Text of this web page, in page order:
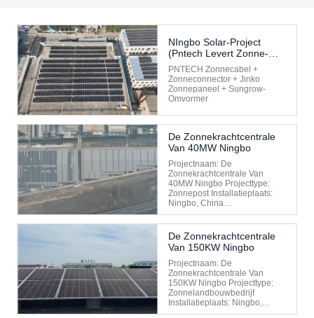
NIngbo Solar-Project
(Pntech Levert Zonne-
DC-
Kabel+connector+Jinko-
Zonnepaneel+Sungrow-
Omvormer)
PNTECH Zonnecabel +
Zonneconnector + Jinko
Zonnepaneel + Sungrow-
Omvormer
De Zonnekrachtcentrale
Van 40MW Ningbo
Projectnaam: De
Zonnekrachtcentrale Van
40MW Ningbo Projecttype:
Zonnepost Installatieplaats:
Ningbo, China
Installatiedatum: 2021
De Zonnekrachtcentrale
Van 150KW Ningbo
Projectnaam: De
Zonnekrachtcentrale Van
150KW Ningbo Projecttype:
Zonnelandbouwbedrijf
Installatieplaats: Ningbo,
China Installatiedatum: 2021